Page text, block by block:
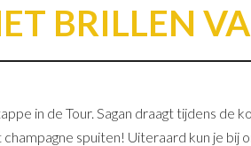
BRILLEN
in de Tour. Sagan draagt tijdens
spuiten! Uiteraard kun je bij